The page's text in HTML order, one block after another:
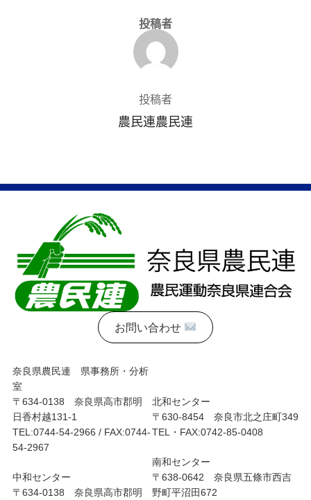
投稿者
投稿者
農民連農民連
お問い合わせ
奈良県農民連 県事務所・分析
室
〒634-0138 奈良県高市郡明
日香村越131-1
TEL:0744-54-2966 / FAX:0744-
54-2967
中和センター
〒634-0138 奈良県高市郡明
北和センター
〒630-8454 奈良市北之庄町349
TEL・FAX:0742-85-0408
南和センター
〒638-0642 奈良県五條市西吉
野町平沼田672